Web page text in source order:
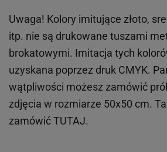
Uwaga! Kolory imitujące złoto,
itp. nie są drukowane tuszami
brokatowymi. Imitacja tych
uzyskana poprzez druk CMYK.
wątpliwości możesz zamówić
zdjęcia w rozmiarze 50x50 cm.
zamówićTUTAJ.